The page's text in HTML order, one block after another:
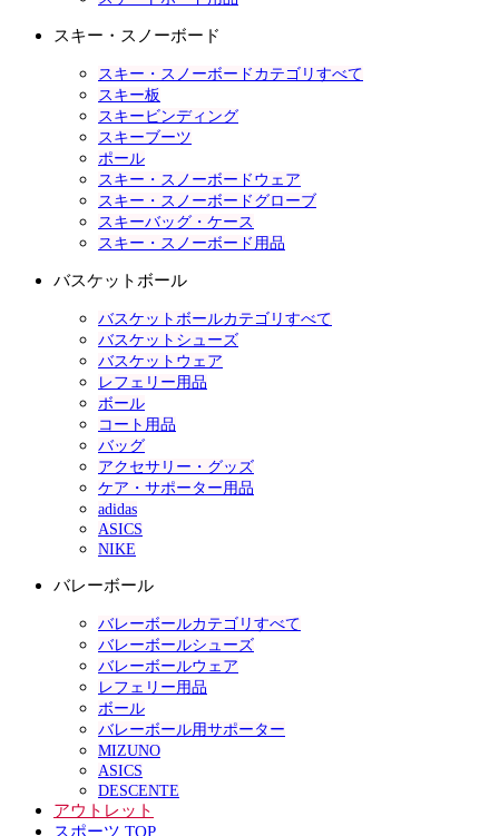
スキー・スノーボード
スキー・スノーボードカテゴリすべて
スキー板
スキービンディング
スキーブーツ
ポール
スキー・スノーボードウェア
スキー・スノーボードグローブ
スキーバッグ・ケース
スキー・スノーボード用品
バスケットボール
バスケットボールカテゴリすべて
バスケットシューズ
バスケットウェア
レフェリー用品
ボール
コート用品
バッグ
アクセサリー・グッズ
ケア・サポーター用品
adidas
ASICS
NIKE
バレーボール
バレーボールカテゴリすべて
バレーボールシューズ
バレーボールウェア
レフェリー用品
ボール
バレーボール用サポーター
MIZUNO
ASICS
DESCENTE
アウトレット
スポーツ TOP